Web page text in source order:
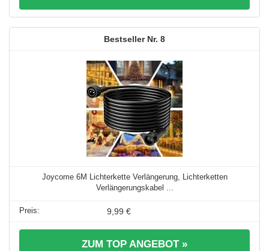
8
Joycome 6M Lichterkette Verlängerung, Lichterketten
Verlängerungskabel ...
9,99 €
ZUM TOP ANGEBOT »